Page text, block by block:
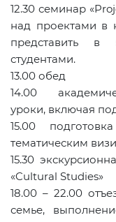
12.30 семинар
над проектами в
представить
студентами.
13.00 обед
14.00
уроки, включая
15.00
тематическим
15.30
«Cultural Studies»
18.00 – 22.00
семье,